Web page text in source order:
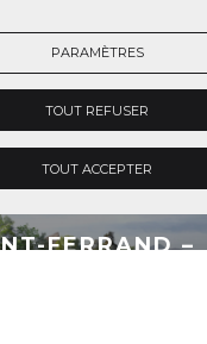
FERRAND –
PARAMÈTRES
TOUT REFUSER
TOUT ACCEPTER